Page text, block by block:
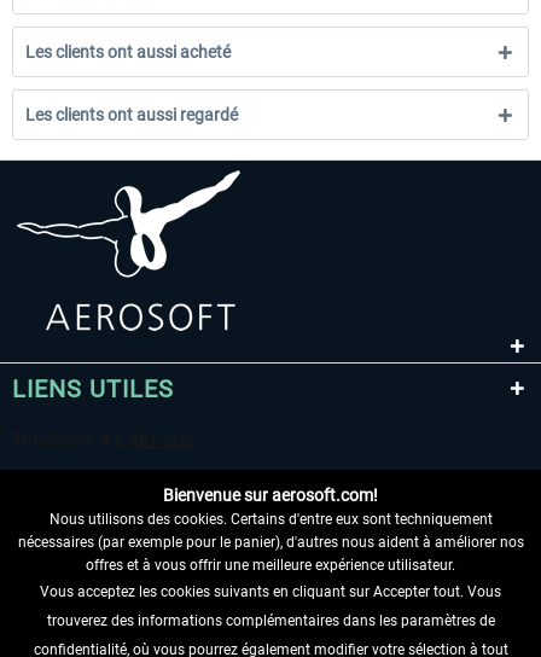
Les clients ont aussi acheté
Les clients ont aussi regardé
LIENS UTILES
RENONCER AU CONTRAT ICI
Bienvenue sur aerosoft.com!
Nous utilisons des cookies. Certains d'entre eux sont techniquement
nécessaires (par exemple pour le panier), d'autres nous aident à améliorer nos
offres et à vous offrir une meilleure expérience utilisateur.
Vous acceptez les cookies suivants en cliquant sur Accepter tout. Vous
trouverez des informations complémentaires dans les paramètres de
confidentialité, où vous pourrez également modifier votre sélection à tout